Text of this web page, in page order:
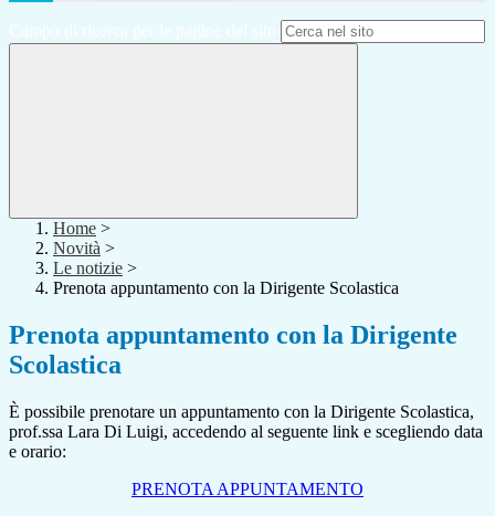
Home >
Novità >
Le notizie >
Prenota appuntamento con la Dirigente Scolastica
Prenota appuntamento con la Dirigente
Scolastica
È possibile prenotare un appuntamento con la Dirigente Scolastica,
prof.ssa Lara Di Luigi, accedendo al seguente link e scegliendo data
e orario:
PRENOTA APPUNTAMENTO